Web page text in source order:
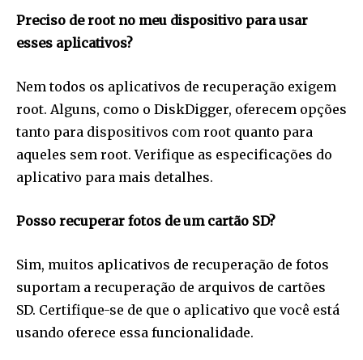
Preciso de root no meu dispositivo para usar
esses aplicativos?
Nem todos os aplicativos de recuperação exigem
root. Alguns, como o DiskDigger, oferecem opções
tanto para dispositivos com root quanto para
aqueles sem root. Verifique as especificações do
aplicativo para mais detalhes.
Posso recuperar fotos de um cartão SD?
Sim, muitos aplicativos de recuperação de fotos
suportam a recuperação de arquivos de cartões
SD. Certifique-se de que o aplicativo que você está
usando oferece essa funcionalidade.